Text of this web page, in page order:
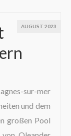
AUGUST 2023
sur-mer
und dem
großen Pool